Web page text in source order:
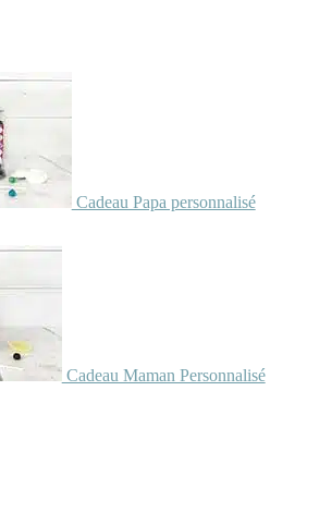
Cadeau Papa personnalisé
Cadeau Maman Personnalisé